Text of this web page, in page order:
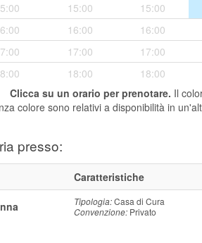
15:00 15:00
16:00 16:00
17:00 17:00
18:00 18:00
Clicca su un orario per prenotare. Il
colore sono relativi a disponibilità in
presso:
Caratteristiche
Tipologia:Casa di Cura
Convenzione:Privato